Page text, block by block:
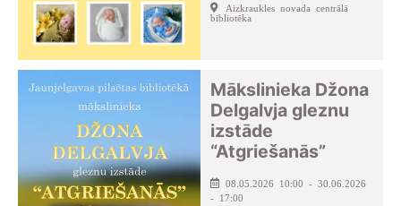
Aizkraukles novada centrālā
bibliotēka
Mākslinieka Džona
Delgalvja gleznu
izstāde
“Atgriešanās”
08.05.2026 10:00 - 30.06.2026
- 17:00